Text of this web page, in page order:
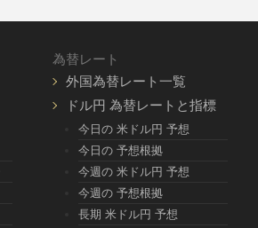
為替レート
外国為替レート一覧
ドル円 為替レートと指標
今日の 米ドル円 予想
今日の 予想根拠
今週の 米ドル円 予想
今週の 予想根拠
長期 米ドル円 予想